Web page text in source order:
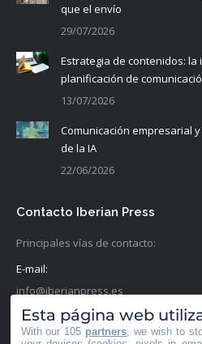
que el envío
29/07/2026
Estrategia de contenidos: la
planificación de
13/07/2026
Comunicación empresarial
de la IA
22/06/2026
Contacto Iberian Press
Principales vías de contacto:
E-mail:
info@iberianpress.es
Teléfono:
Esta página web
With our 105 partners , we wish to